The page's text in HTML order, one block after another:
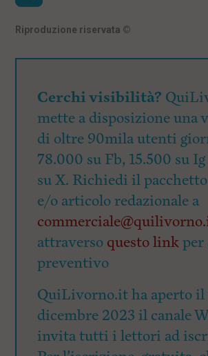
Riproduzione riservata ©
Cerchi visibilità?
mette a disposizione una
di oltre 90mila utenti
78.000 su Fb, 15.500 su
su X. Richiedi il
e/o articolo redazionale a
attraverso questo linkper
preventivo
QuiLivorno.it ha aperto il
dicembre 2023 il canale
invita tutti i lettori ad